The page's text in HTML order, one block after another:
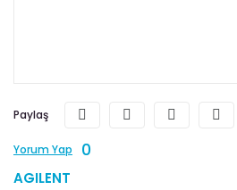
Paylaş
Yorum Yap 0
AGILENT